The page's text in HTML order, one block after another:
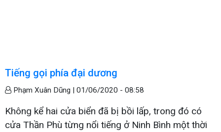
Tiếng gọi phía đại dương
Phạm Xuân Dũng | 01/06/2020 - 08:58
Không kể hai cửa biển đã bị bồi lấp, trong đó có
cửa Thần Phù từng nổi tiếng ở Ninh Bình một thời